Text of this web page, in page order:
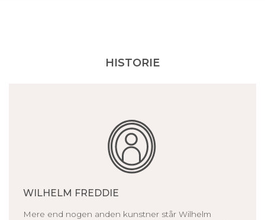
HISTORIE
WILHELM FREDDIE
Mere end nogen anden kunstner står Wilhelm